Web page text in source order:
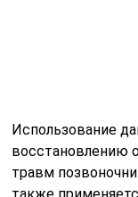
лет.
Обычно лечение
лечение патологий